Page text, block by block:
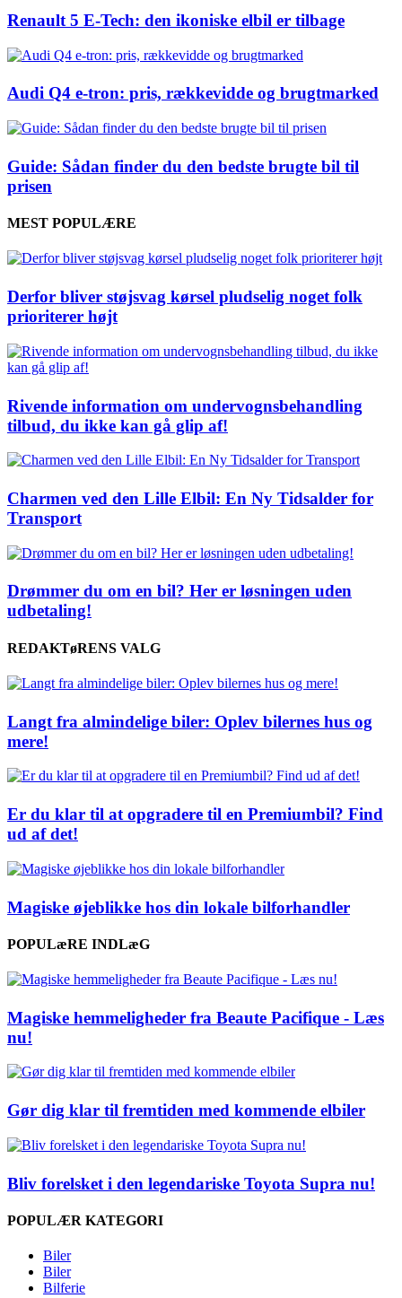
Renault 5 E-Tech: den ikoniske elbil er tilbage
Audi Q4 e-tron: pris, rækkevidde og brugtmarked
Guide: Sådan finder du den bedste brugte bil til
prisen
MEST POPULÆRE
Derfor bliver støjsvag kørsel pludselig noget folk
prioriterer højt
Rivende information om undervognsbehandling
tilbud, du ikke kan gå glip af!
Charmen ved den Lille Elbil: En Ny Tidsalder for
Transport
Drømmer du om en bil? Her er løsningen uden
udbetaling!
REDAKTøRENS VALG
Langt fra almindelige biler: Oplev bilernes hus og
mere!
Er du klar til at opgradere til en Premiumbil? Find
ud af det!
Magiske øjeblikke hos din lokale bilforhandler
POPULæRE INDLæG
Magiske hemmeligheder fra Beaute Pacifique - Læs
nu!
Gør dig klar til fremtiden med kommende elbiler
Bliv forelsket i den legendariske Toyota Supra nu!
POPULÆR KATEGORI
Biler
Biler
Bilferie